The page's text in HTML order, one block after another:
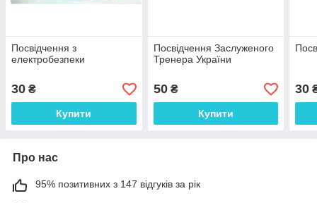
Посвідчення з
електробезпеки
30 ₴
Купити
Посвідчення Заслуженого
Тренера України
50₴
Купити
30
Про нас
95% позитивних з 147 відгуків за рік